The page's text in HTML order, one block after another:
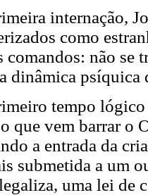
internação,
como
comandos: não se
dinâmica psíquica
tempo
que vem barrar o
a entrada da
submetida a um
uma lei de